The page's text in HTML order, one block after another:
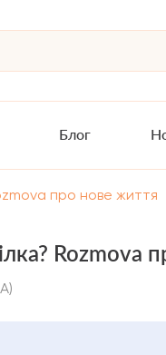
Блог
про нове життя
Rozmova